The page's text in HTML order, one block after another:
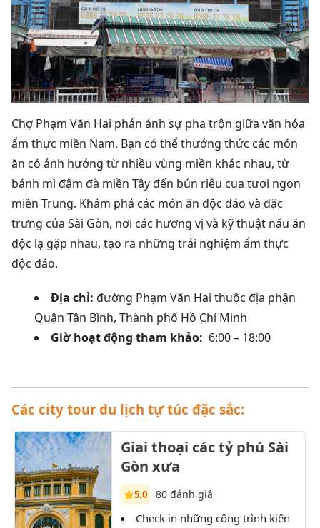
Chợ Phạm Văn Hai phản ánh sự pha trộn giữa văn hóa
ẩm thực miền Nam. Bạn có thể thưởng thức các món
ăn có ảnh hưởng từ nhiều vùng miền khác nhau, từ
bánh mì đậm đà miền Tây đến bún riêu cua tươi ngon
miền Trung. Khám phá các món ăn độc đáo và đặc
trưng của Sài Gòn, nơi các hương vị và kỹ thuật nấu ăn
độc lạ gặp nhau, tạo ra những trải nghiệm ẩm thực
độc đáo.
Địa chỉ: đường Phạm Văn Hai thuộc địa phận
Quận Tân Bình, Thành phố Hồ Chí Minh
Giờ hoạt động tham khảo: 6:00 – 18:00
Các city tour du lịch tự túc đặc sắc:
Giai thoại các tỷ phú Sài
Gòn xưa
5.0 80 đánh giá
Check in những công trình kiến